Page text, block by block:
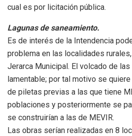
cual es por licitación pública.
Lagunas de saneamiento.
Es de interés de la Intendencia
problema en las localidades
Jerarca Municipal. El volcado de
lamentable; por tal motivo se
de piletas previas a las que tiene
poblaciones y posteriormente se
se construirían a las de MEVIR.
Las obras serían realizadas en 8